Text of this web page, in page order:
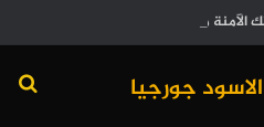
مع “لؤلؤة البحر الأسود”
جورجيا